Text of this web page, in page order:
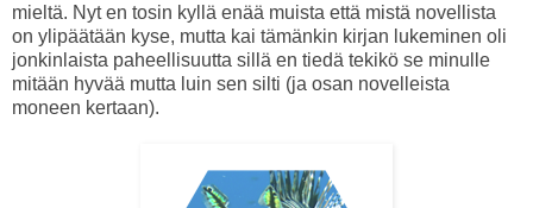
mieltä. Nyt en tosin kyllä enää muista että mistä novellista
on ylipäätään kyse, mutta kai tämänkin kirjan lukeminen oli
jonkinlaista paheellisuutta sillä en tiedä tekikö se minulle
mitään hyvää mutta luin sen silti (ja osan novelleista
moneen kertaan).